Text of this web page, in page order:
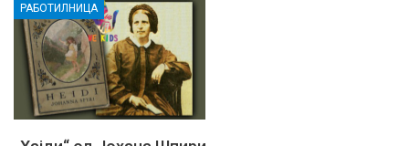
РАБОТИЛНИЦА